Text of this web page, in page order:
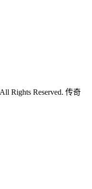
Rights Reserved. 传奇